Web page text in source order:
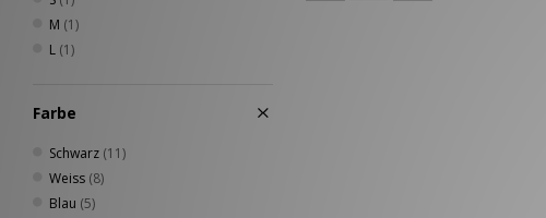
M (1)
L (1)
Farbe
Schwarz (11)
Weiss (8)
Blau (5)